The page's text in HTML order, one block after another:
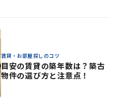
賃貸・お部屋探しのコツ
目安の賃貸の築年数は？築古
物件の選び方と注意点！